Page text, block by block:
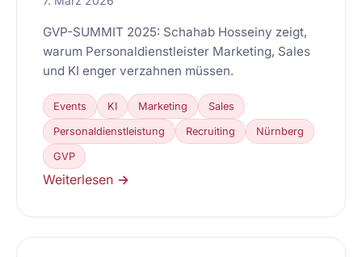
GVP-SUMMIT 2025: Schahab Hosseiny zeigt,
warum Personaldienstleister Marketing, Sales
und KI enger verzahnen müssen.
Events KI Marketing Sales
Personaldienstleistung Recruiting Nürnberg
GVP
Weiterlesen →